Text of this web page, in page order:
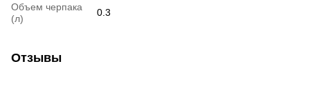
Объем черпака
(л)
0.3
Отзывы